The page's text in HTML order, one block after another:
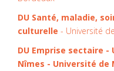
DU Santé, maladie,
culturelle - Université
DU Emprise sectaire
Nîmes - Université de